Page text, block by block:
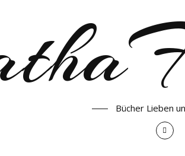
Bücher Lieben